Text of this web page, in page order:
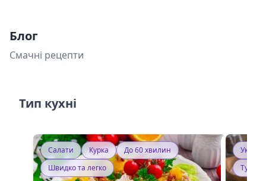
Блог
Смачні рецепти
Тип кухні
Салати Курка
До 60 хвилин
Швидко та легко